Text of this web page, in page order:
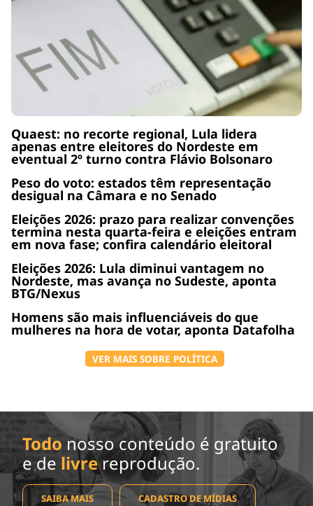
Quaest: no recorte regional, Lula lidera
apenas entre eleitores do Nordeste em
eventual 2º turno contra Flávio Bolsonaro
Peso do voto: estados têm representação
desigual na Câmara e no Senado
Eleições 2026: prazo para realizar convenções
termina nesta quarta-feira e eleições entram
em nova fase; confira calendário eleitoral
Eleições 2026: Lula diminui vantagem no
Nordeste, mas avança no Sudeste, aponta
BTG/Nexus
Homens são mais influenciáveis do que
mulheres na hora de votar, aponta Datafolha
VER MAIS SOBRE POLÍTICA
Todo nosso conteúdo é gratuito
e de livrereprodução.
SAIBA MAIS CADASTRO DE MÍDIAS